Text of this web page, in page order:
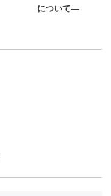
について―